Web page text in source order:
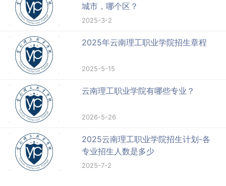
城市，哪个区？
2025-3-2
2025年云南理工职业学院招生章程
2025-5-15
云南理工职业学院有哪些专业？
2026-5-26
2025云南理工职业学院招生计划-各
专业招生人数是多少
2025-7-2